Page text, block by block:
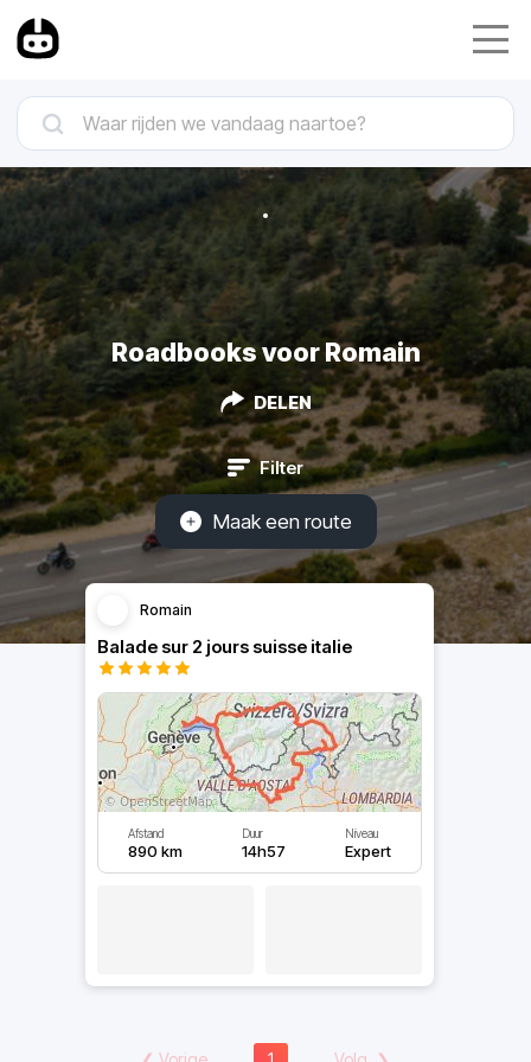
Roadbooks voor Romain
DELEN
Filter
Maak een route
Romain
Balade sur 2 jours suisse italie
Afstand
890 km
Duur
14h57
Niveau
Expert